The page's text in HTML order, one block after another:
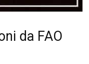
da FAO